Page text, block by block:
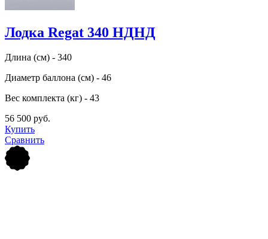
Лодка Regat 340 НДНД
Длина (см) - 340
Диаметр баллона (см) - 46
Вес комплекта (кг) - 43
56 500 руб.
Купить
Сравнить